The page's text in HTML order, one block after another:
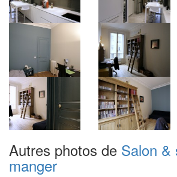
Autres photos de Salon &
manger